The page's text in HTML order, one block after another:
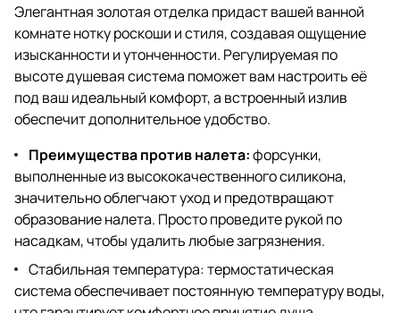
Элегантная золотая отделка придаст вашей ванной
комнате нотку роскоши и стиля, создавая ощущение
изысканности и утонченности. Регулируемая по
высоте душевая система поможет вам настроить её
под ваш идеальный комфорт, а встроенный излив
обеспечит дополнительное удобство.
Преимущества против налета:форсунки,
выполненные из высококачественного силикона,
значительно облегчают уход и предотвращают
образование налета. Просто проведите рукой по
насадкам, чтобы удалить любые загрязнения.
Стабильная температура: термостатическая
система обеспечивает постоянную температуру воды,